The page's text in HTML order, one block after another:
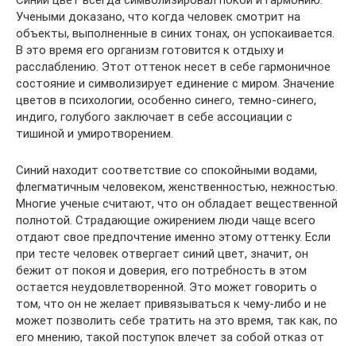
Учеными доказано, что когда человек смотрит на
объекты, выполненные в синих тонах, он успокаивается.
В это время его организм готовится к отдыху и
расслаблению. Этот оттенок несет в себе гармоничное
состояние и символизирует единение с миром. Значение
цветов в психологии, особенно синего, темно-синего,
индиго, голубого заключает в себе ассоциации с
тишиной и умиротворением.
Синий находит соответствие со спокойными водами,
флегматичным человеком, женственностью, нежностью.
Многие ученые считают, что он обладает вещественной
полнотой. Страдающие ожирением люди чаще всего
отдают свое предпочтение именно этому оттенку. Если
при тесте человек отвергает синий цвет, значит, он
бежит от покоя и доверия, его потребность в этом
остается неудовлетворенной. Это может говорить о
том, что он не желает привязываться к чему-либо и не
может позволить себе тратить на это время, так как, по
его мнению, такой поступок влечет за собой отказ от